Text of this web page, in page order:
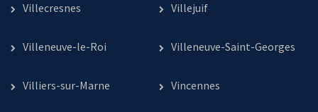
Villecresnes Villejuif
Villeneuve-le-Roi Villeneuve-Saint-Georges
Villiers-sur-Marne Vincennes